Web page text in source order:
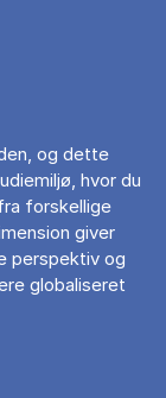
og dette
hvor du
forskellige
giver
perspektiv og
globaliseret